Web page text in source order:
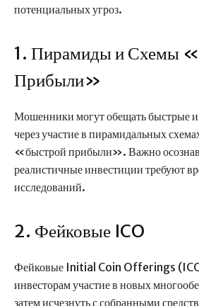
потенциальных угроз.
1. Пирамиды и Схемы
Прибыли»
Мошенники могут обещать быстрые
через участие в пирамидальных
«быстрой прибыли». Важно
реалистичные инвестиции требуют
исследований.
2. Фейковые ICO
Фейковые Initial Coin Offerings
инвесторам участие в новых
затем исчезнуть с собранными